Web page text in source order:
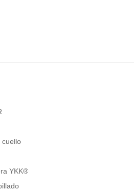
cuello
YKK®